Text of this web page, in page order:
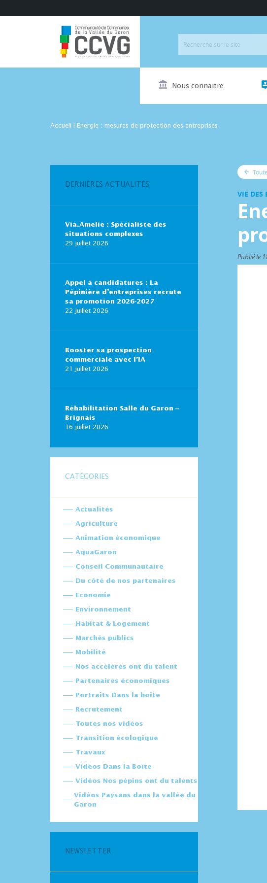
Nous connaitre
Accueil Energie : mesures de protection des entreprises
DERNIÈRES ACTUALITÉS
Via.Amelie : Spécialiste des
situations complexes
29 juillet 2026
Appel à candidatures : La
Pépinière d’entreprises recrute
sa promotion 2026-2027
22 juillet 2026
Booster sa prospection
commerciale avec l’IA
21 juillet 2026
Réhabilitation Salle du Garon –
Brignais
16 juillet 2026
CATÉGORIES
Actualités
Agriculture
Animation économique
AquaGaron
Conseil Communautaire
Du côté de nos partenaires
Economie
Environnement
Habitat & Logement
Marchés publics
Mobilité
Nos accélérés ont du talent
Partenaires économiques
Portraits Dans la boîte
Recrutement
Toutes nos vidéos
Transition écologique
Travaux
Vidéos Dans la Boîte
Vidéos Nos pépins ont du talents
Vidéos Paysans dans la vallée du
Garon
NEWSLETTER
VIE DES
Publié le